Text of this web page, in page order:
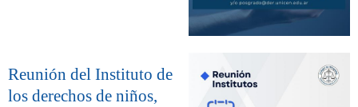
Reunión del Instituto de
los derechos de niños,